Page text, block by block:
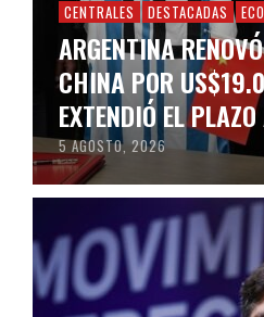
CENTRALES DESTACADAS
ARGENTINA
CHINA POR
EXTENDIÓ EL
5 AGOSTO, 2026